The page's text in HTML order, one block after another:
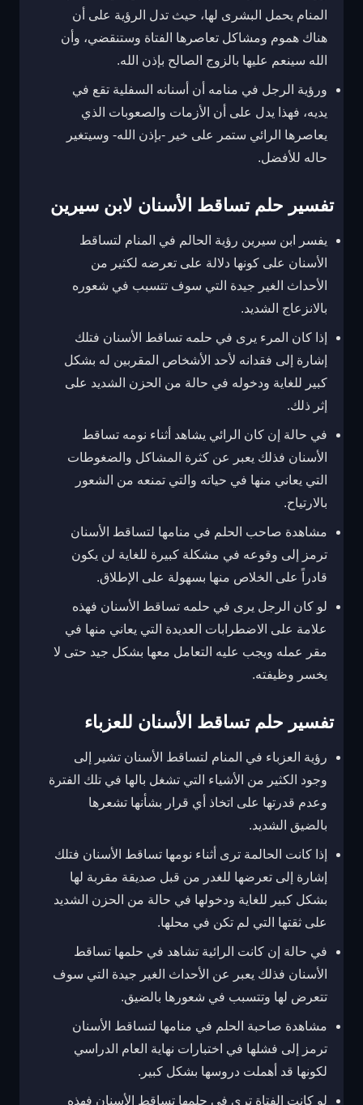
المنام يحمل البشرى لها، حيث تدل الرؤية على أن
هناك هموم ومشاكل تعاصرها الفتاة وستنقضي، وأن
الله سينعم عليها بالزوج الصالح بإذن الله.
ورؤية الرجل في منامه أن أسنانه السفلية تقع في
يديه، فهذا يدل على أن الأزمات والصعوبات الذي
يعاصرها الرائي ستمر على خير -بإذن الله- وسيتغير
حاله للأفضل.
تفسير حلم تساقط الأسنان لابن سيرين
يفسر ابن سيرين رؤية الحالم في المنام لتساقط
الأسنان على كونها دلالة على تعرضه لكثير من
الأحداث الغير جيدة التي سوف تتسبب في شعوره
بالانزعاج الشديد.
إذا كان المرء يرى في حلمه تساقط الأسنان فتلك
إشارة إلى فقدانه لأحد الأشخاص المقربين له بشكل
كبير للغاية ودخوله في حالة من الحزن الشديد على
إثر ذلك.
في حالة إن كان الرائي يشاهد أثناء نومه تساقط
الأسنان فذلك يعبر عن كثرة المشاكل والضغوطات
التي يعاني منها في حياته والتي تمنعه من الشعور
بالارتياح.
مشاهدة صاحب الحلم في منامها لتساقط الأسنان
ترمز إلى وقوعه في مشكلة كبيرة للغاية لن يكون
قادراً على الخلاص منها بسهولة على الإطلاق.
لو كان الرجل يرى في حلمه تساقط الأسنان فهذه
علامة على الاضطرابات العديدة التي يعاني منها في
مقر عمله ويجب عليه التعامل معها بشكل جيد حتى لا
يخسر وظيفته.
تفسير حلم تساقط الأسنان للعزباء
رؤية العزباء في المنام لتساقط الأسنان تشير إلى
وجود الكثير من الأشياء التي تشغل بالها في تلك الفترة
وعدم قدرتها على اتخاذ أي قرار بشأنها تشعرها
بالضيق الشديد.
إذا كانت الحالمة ترى أثناء نومها تساقط الأسنان فتلك
إشارة إلى تعرضها للغدر من قبل صديقة مقربة لها
بشكل كبير للغاية ودخولها في حالة من الحزن الشديد
على ثقتها التي لم تكن في محلها.
في حالة إن كانت الرائية تشاهد في حلمها تساقط
الأسنان فذلك يعبر عن الأحداث الغير جيدة التي سوف
تتعرض لها وتتسبب في شعورها بالضيق.
مشاهدة صاحبة الحلم في منامها لتساقط الأسنان
ترمز إلى فشلها في اختبارات نهاية العام الدراسي
لكونها قد أهملت دروسها بشكل كبير.
لو كانت الفتاة ترى في حلمها تساقط الأسنان فهذه